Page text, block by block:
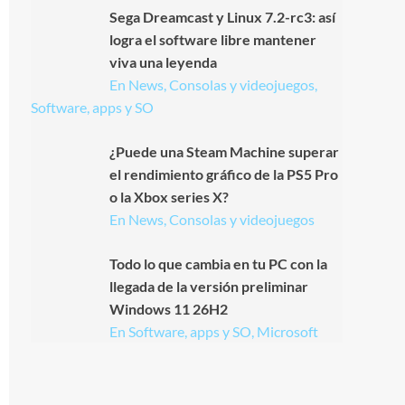
Sega Dreamcast y Linux 7.2-rc3: así
logra el software libre mantener
viva una leyenda
En News, Consolas y videojuegos,
Software, apps y SO
¿Puede una Steam Machine superar
el rendimiento gráfico de la PS5 Pro
o la Xbox series X?
En News, Consolas y videojuegos
Todo lo que cambia en tu PC con la
llegada de la versión preliminar
Windows 11 26H2
En Software, apps y SO, Microsoft